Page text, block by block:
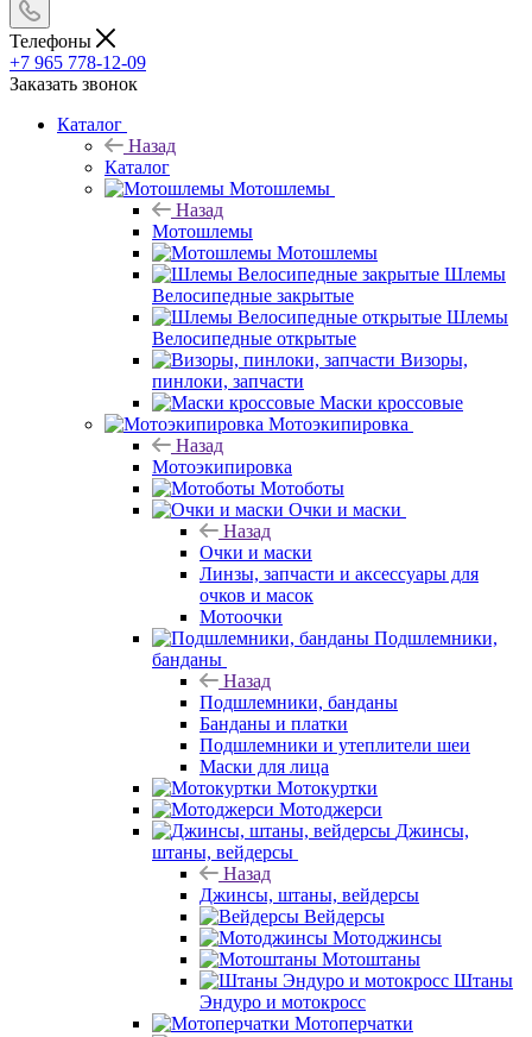
Телефоны
+7 965 778-12-09
Заказать звонок
Каталог
Назад
Каталог
Мотошлемы
Назад
Мотошлемы
Мотошлемы
Шлемы
Велосипедные закрытые
Шлемы
Велосипедные открытые
Визоры,
пинлоки, запчасти
Маски кроссовые
Мотоэкипировка
Назад
Мотоэкипировка
Мотоботы
Очки и маски
Назад
Очки и маски
Линзы, запчасти и аксессуары для
очков и масок
Мотоочки
Подшлемники,
банданы
Назад
Подшлемники, банданы
Банданы и платки
Подшлемники и утеплители шеи
Маски для лица
Мотокуртки
Мотоджерси
Джинсы,
штаны, вейдерсы
Назад
Джинсы, штаны, вейдерсы
Вейдерсы
Мотоджинсы
Мотоштаны
Штаны
Эндуро и мотокросс
Мотоперчатки